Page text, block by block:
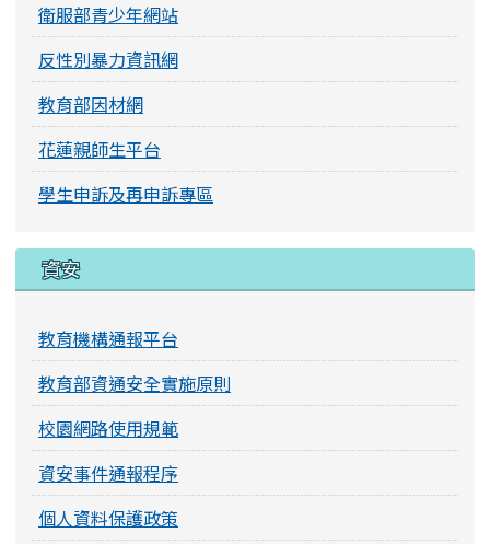
衛服部青少年網站
反性別暴力資訊網
教育部因材網
花蓮親師生平台
學生申訴及再申訴專區
資安
教育機構通報平台
教育部資通安全實施原則
校園網路使用規範
資安事件通報程序
個人資料保護政策